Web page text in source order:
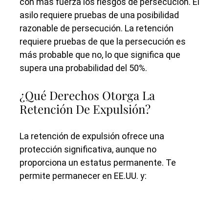
asilo requiere pruebas de una posibilidad
razonable de persecución. La retención
requiere pruebas de que la persecución es
más probable que no, lo que significa que
supera una probabilidad del 50%.
¿Qué Derechos Otorga La
Retención De Expulsión?
La retención de expulsión ofrece una
protección significativa, aunque no
proporciona un estatus permanente. Te
permite permanecer en EE.UU. y: